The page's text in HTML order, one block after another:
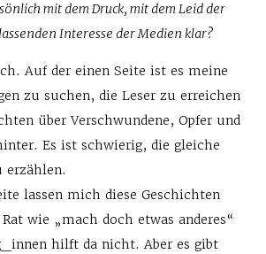
mit dem Druck, mit dem Leid der
Interesse der Medien klar?
Auf der einen Seite ist es meine
zu suchen, die Leser zu erreichen
über Verschwundene, Opfer und
Es ist schwierig, die gleiche
erzählen.
lassen mich diese Geschichten
wie „mach doch etwas anderes“
hilft da nicht. Aber es gibt